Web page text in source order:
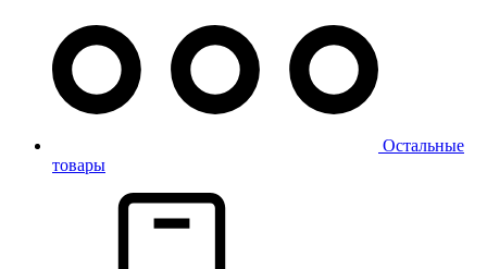
Остальные
товары